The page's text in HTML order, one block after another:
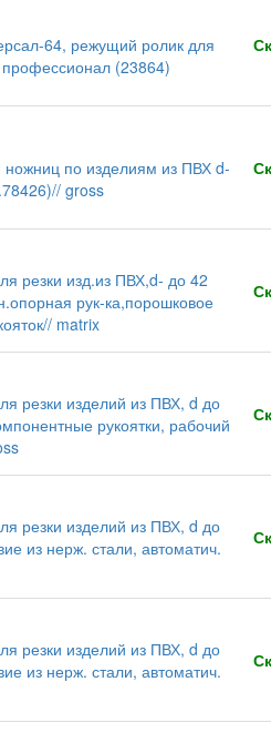
64, режущий ролик для
профессионал (23864)
ножниц по изделиям из ПВХ d-
gross
резки изд.из ПВХ,d- до 42
рук-ка,порошковое
matrix
резки изделий из ПВХ, d до
рукоятки, рабочий
резки изделий из ПВХ, d до
из нерж. стали, автоматич.
резки изделий из ПВХ, d до
из нерж. стали, автоматич.